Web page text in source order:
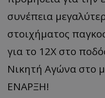
συνέπεια
στοιχήματος
για το 12Χ στο
Νικητή Αγώνα στο
ΕΝΑΡΞΗ!